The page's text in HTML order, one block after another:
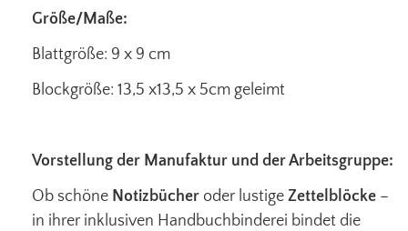
Größe/Maße:
Blattgröße: 9 x 9 cm
Blockgröße: 13,5 x13,5 x 5cm geleimt
Vorstellung der Manufaktur und der Arbeitsgruppe:
Ob schöne Notizbücher oder lustige Zettelblöcke –
in ihrer inklusiven Handbuchbinderei bindet die